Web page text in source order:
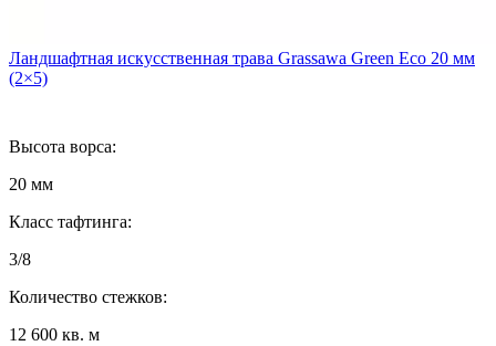
Ландшафтная искусственная трава Grassawa Green Eco 20 мм
(2×5)
Высота ворса:
20 мм
Класс тафтинга:
3/8
Количество стежков:
12 600 кв. м